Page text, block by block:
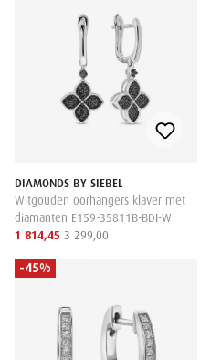
DIAMONDS BY SIEBEL
Witgouden oorhangers klaver met
diamanten E159-35811B-BDI-W
1 814,45 3 299,00
-45%